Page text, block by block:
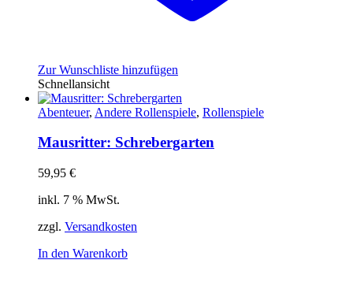
Zur Wunschliste hinzufügen
Schnellansicht
Abenteuer, Andere Rollenspiele, Rollenspiele
Mausritter: Schrebergarten
59,95 €
inkl. 7 % MwSt.
zzgl. Versandkosten
In den Warenkorb